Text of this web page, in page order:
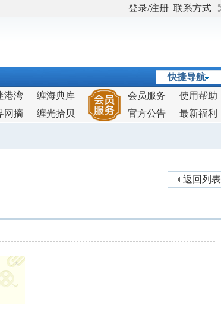
登录/注册 联系方式
快捷导航
港湾
缠海典库
网摘
缠光拾贝
会员服务
使用帮助
官方公告
最新福利
返回列表
x